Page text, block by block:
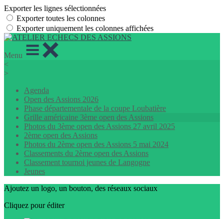
Exporter les lignes sélectionnées
Exporter toutes les colonnes
Exporter uniquement les colonnes affichées
Menu
<
>
Agenda
Open des Assions 2026
Phase départementale de la coupe Loubatière
Grille américaine 3ème open des Assions
Photos du 3ème open des Assions 27 avril 2025
2ème open des Assions
Photos du 2ème open des Assions 5 mai 2024
Classements du 2ème open des Assions
Classement tournoi jeunes de Langogne
Jeunes
Ajoutez un logo, un bouton, des réseaux sociaux
Cliquez pour éditer